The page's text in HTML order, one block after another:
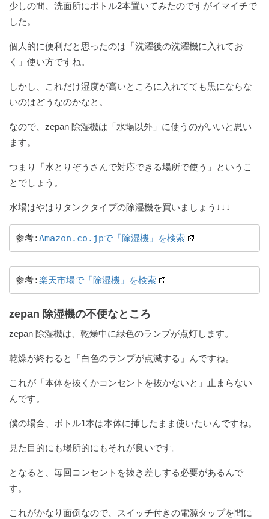
少しの間、洗面所にボトル2本置いてみたのですがイマイチで
した。
個人的に便利だと思ったのは「洗濯後の洗濯機に入れてお
く」使い方ですね。
しかし、これだけ湿度が高いところに入れてても黒にならな
いのはどうなのかなと。
なので、zepan 除湿機は「水場以外」に使うのがいいと思い
ます。
つまり「水とりぞうさんで対応できる場所で使う」というこ
とでしょう。
水場はやはりタンクタイプの除湿機を買いましょう↓↓↓
参考:Amazon.co.jpで「除湿機」を検索
参考:楽天市場で「除湿機」を検索
zepan 除湿機の不便なところ
zepan 除湿機は、乾燥中に緑色のランプが点灯します。
乾燥が終わると「白色のランプが点滅する」んですね。
これが「本体を抜くかコンセントを抜かないと」止まらない
んです。
僕の場合、ボトル1本は本体に挿したまま使いたいんですね。
見た目的にも場所的にもそれが良いです。
となると、毎回コンセントを抜き差しする必要があるんで
す。
これがかなり面倒なので、スイッチ付きの電源タップを間に